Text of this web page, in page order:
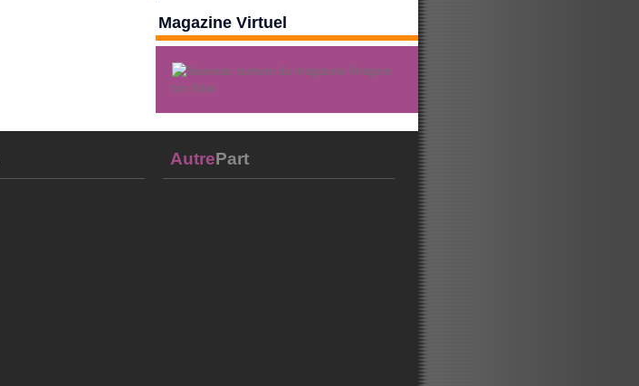
Magazine Virtuel
AutrePart